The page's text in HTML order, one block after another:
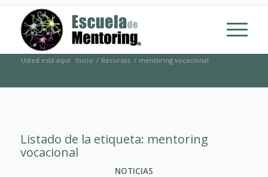
Usted está aquí: Inicio / Recursos / mentoring vocacional
Listado de la etiqueta: mentoring
vocacional
NOTICIAS